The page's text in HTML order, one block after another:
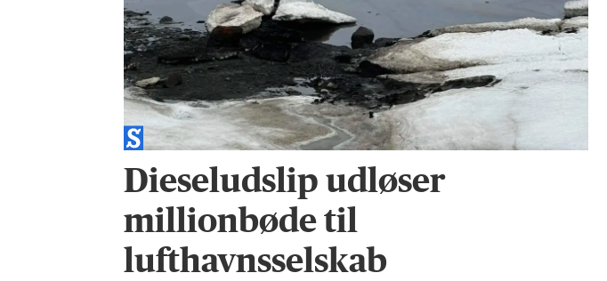
Dieseludslip udløser
millionbøde til
lufthavnsselskab